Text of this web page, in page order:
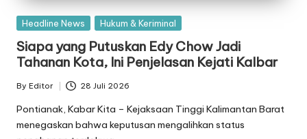
Posted
Headline News Hukum & Keriminal
Siapa yang Putuskan Edy Chow Jadi
Tahanan Kota, Ini Penjelasan Kejati Kalbar
Posted
by
By Editor 28 Juli 2026
Pontianak, Kabar Kita – Kejaksaan Tinggi Kalimantan Barat
menegaskan bahwa keputusan mengalihkan status